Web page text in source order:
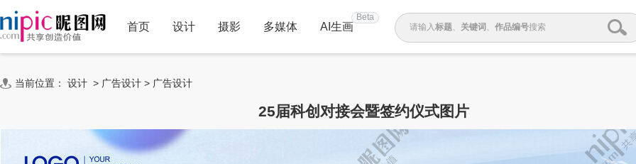
首页 设计 摄影 多媒体 AI生画
Beta
请输入标题、 关键词 、 作品编号搜索
当前位置： 设计 > 广告设计 > 广告设计
25届科创对接会暨签约仪式图片